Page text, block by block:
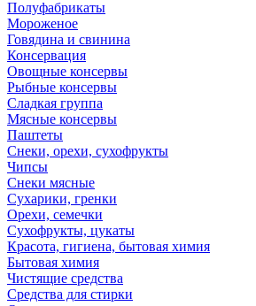
Полуфабрикаты
Мороженое
Говядина и свинина
Консервация
Овощные консервы
Рыбные консервы
Сладкая группа
Мясные консервы
Паштеты
Снеки, орехи, сухофрукты
Чипсы
Снеки мясные
Сухарики, гренки
Орехи, семечки
Сухофрукты, цукаты
Красота, гигиена, бытовая химия
Бытовая химия
Чистящие средства
Средства для стирки